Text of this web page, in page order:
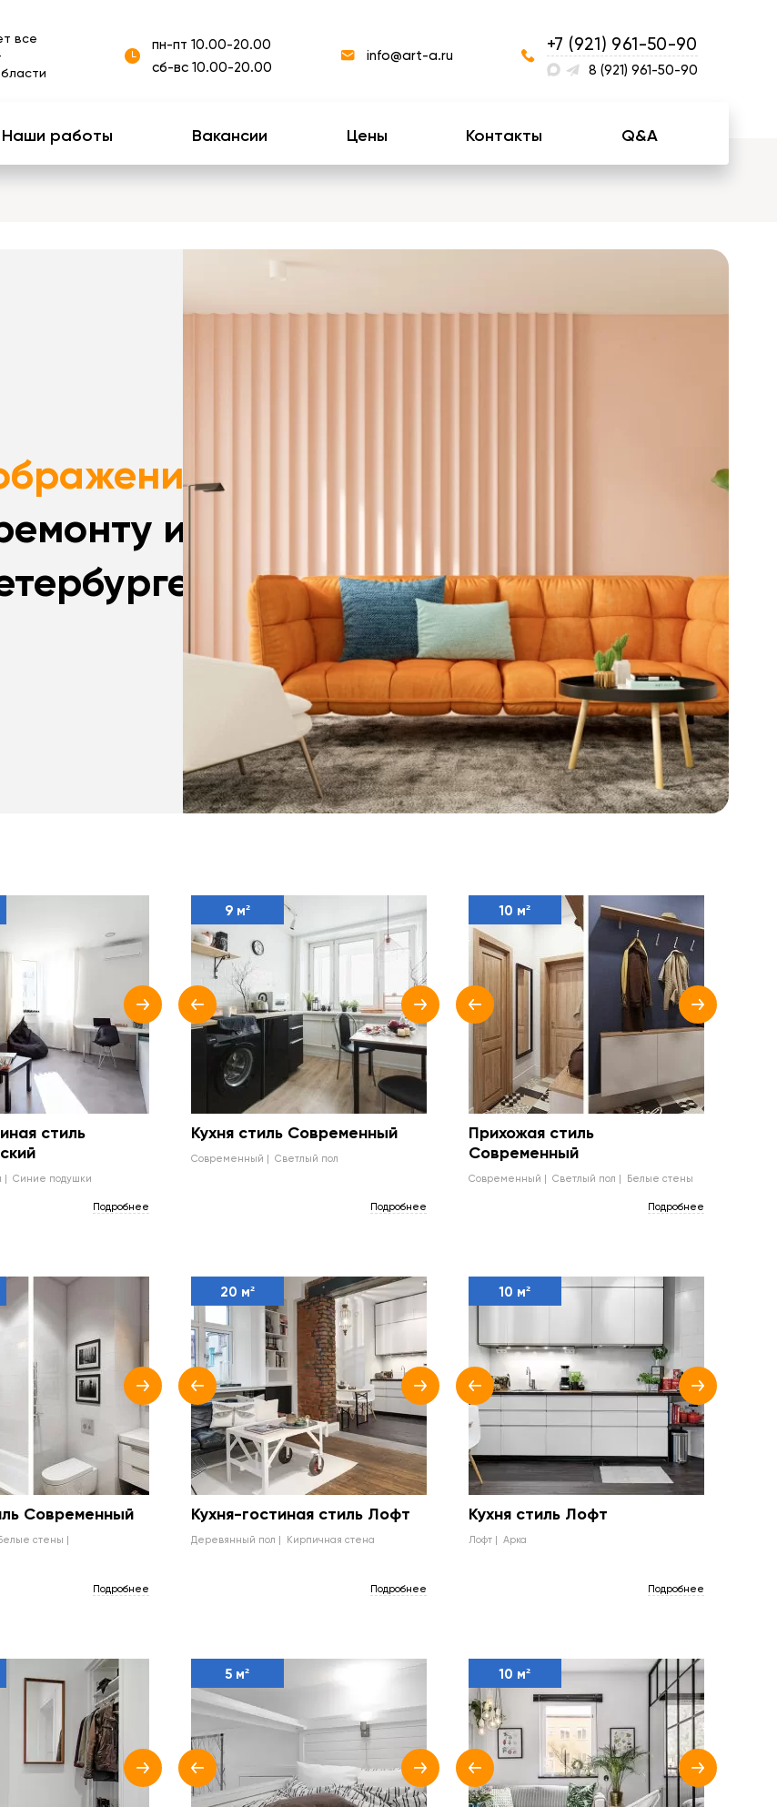
все
пн-пт 10.00-20.00
сб-вс 10.00-20.00
info@art-a.ru
+7 (921) 961-50-90
8 (921) 961-50-90
Наши работы Вакансии Цены Контакты Q&A
и
стиль
синие подушки
Подробнее
9 м²
Кухня стиль Современный
современный светлый пол
Подробнее
10 м²
Прихожая стиль
Современный
современный светлый пол белые стены
Подробнее
Современный
белые стены
Подробнее
20 м²
Кухня-гостиная стиль Лофт
деревянный пол кирпичная стена
Подробнее
10 м²
Кухня стиль Лофт
лофт арка
Подробнее
5 м² 10 м²